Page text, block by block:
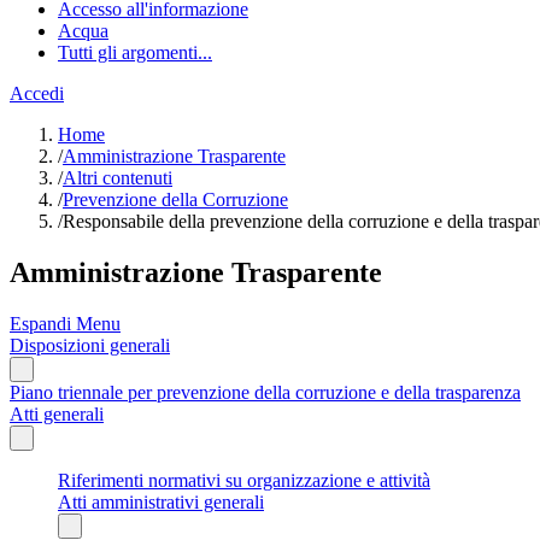
Accesso all'informazione
Acqua
Tutti gli argomenti...
Accedi
Home
/Amministrazione Trasparente
/Altri contenuti
/Prevenzione della Corruzione
/Responsabile della prevenzione della corruzione e della
Amministrazione Trasparente
Espandi Menu
Disposizioni generali
Piano triennale per prevenzione della corruzione e della trasparenza
Atti generali
Riferimenti normativi su organizzazione e attività
Atti amministrativi generali